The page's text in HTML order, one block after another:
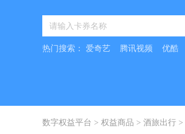
热门搜索： 爱奇艺 腾讯视频 优酷
数字权益平台 > 权益商品 > 酒旅出行 >